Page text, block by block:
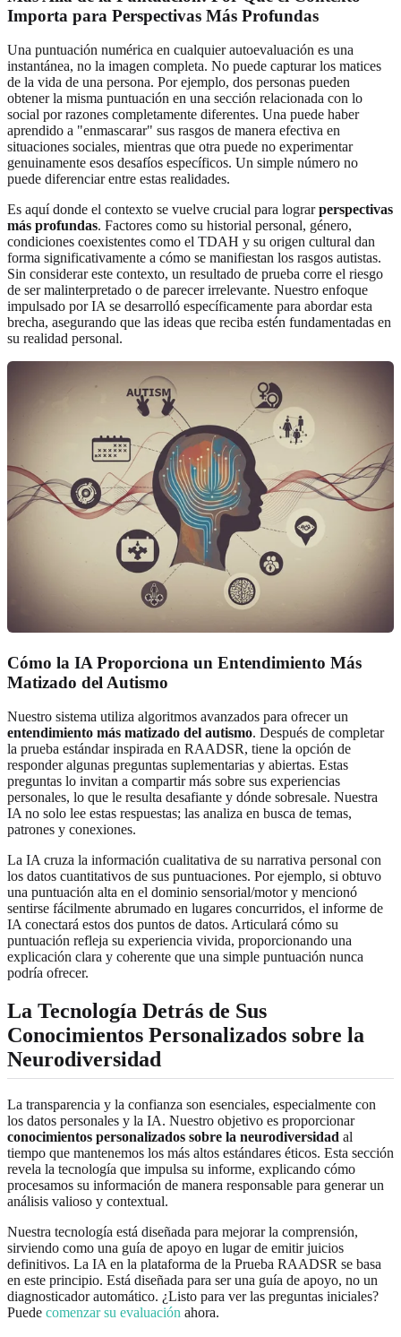
Importa para Perspectivas Más Profundas
Una puntuación numérica en cualquier autoevaluación es una
instantánea, no la imagen completa. No puede capturar los matices
de la vida de una persona. Por ejemplo, dos personas pueden
obtener la misma puntuación en una sección relacionada con lo
social por razones completamente diferentes. Una puede haber
aprendido a "enmascarar" sus rasgos de manera efectiva en
situaciones sociales, mientras que otra puede no experimentar
genuinamente esos desafíos específicos. Un simple número no
puede diferenciar entre estas realidades.
Es aquí donde el contexto se vuelve crucial para lograrperspectivas
más profundas. Factores como su historial personal, género,
condiciones coexistentes como el TDAH y su origen cultural dan
forma significativamente a cómo se manifiestan los rasgos autistas.
Sin considerar este contexto, un resultado de prueba corre el riesgo
de ser malinterpretado o de parecer irrelevante. Nuestro enfoque
impulsado por IA se desarrolló específicamente para abordar esta
brecha, asegurando que las ideas que reciba estén fundamentadas en
su realidad personal.
Cómo la IA Proporciona un Entendimiento Más
Matizado del Autismo
Nuestro sistema utiliza algoritmos avanzados para ofrecer un
entendimiento más matizado del autismo. Después de completar
la prueba estándar inspirada en RAADSR, tiene la opción de
responder algunas preguntas suplementarias y abiertas. Estas
preguntas lo invitan a compartir más sobre sus experiencias
personales, lo que le resulta desafiante y dónde sobresale. Nuestra
IA no solo lee estas respuestas; las analiza en busca de temas,
patrones y conexiones.
La IA cruza la información cualitativa de su narrativa personal con
los datos cuantitativos de sus puntuaciones. Por ejemplo, si obtuvo
una puntuación alta en el dominio sensorial/motor y mencionó
sentirse fácilmente abrumado en lugares concurridos, el informe de
IA conectará estos dos puntos de datos. Articulará cómo su
puntuación refleja su experiencia vivida, proporcionando una
explicación clara y coherente que una simple puntuación nunca
podría ofrecer.
La Tecnología Detrás de Sus
Conocimientos Personalizados sobre la
Neurodiversidad
La transparencia y la confianza son esenciales, especialmente con
los datos personales y la IA. Nuestro objetivo es proporcionar
conocimientos personalizados sobre la neurodiversidad al
tiempo que mantenemos los más altos estándares éticos. Esta sección
revela la tecnología que impulsa su informe, explicando cómo
procesamos su información de manera responsable para generar un
análisis valioso y contextual.
Nuestra tecnología está diseñada para mejorar la comprensión,
sirviendo como una guía de apoyo en lugar de emitir juicios
definitivos. La IA en la plataforma de la Prueba RAADSR se basa
en este principio. Está diseñada para ser una guía de apoyo, no un
diagnosticador automático. ¿Listo para ver las preguntas iniciales?
Puede comenzar su evaluación ahora.